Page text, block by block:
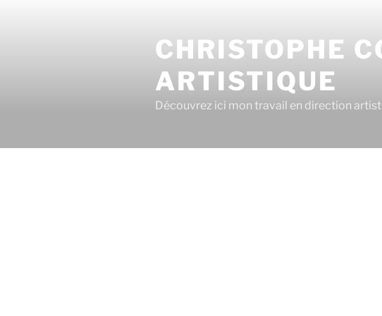
CHRISTOPHE
ARTISTIQUE
Découvrez ici mon travail en direction